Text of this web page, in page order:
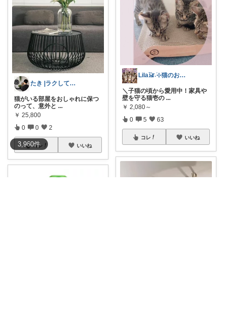
3,960件
たき |ラクして心地いい暮らしワザ
猫がいる部屋をおしゃれに保つ
のって、意外と ...
￥ 25,800
0 0 2
コレ いいね
Lila𓃠˖࣪⊹猫のお気に入りの愛用品
＼子猫の頃から愛用中！家具や
壁を守る猫壱の ...
￥ 2,080～
0 5 63
コレ いいね